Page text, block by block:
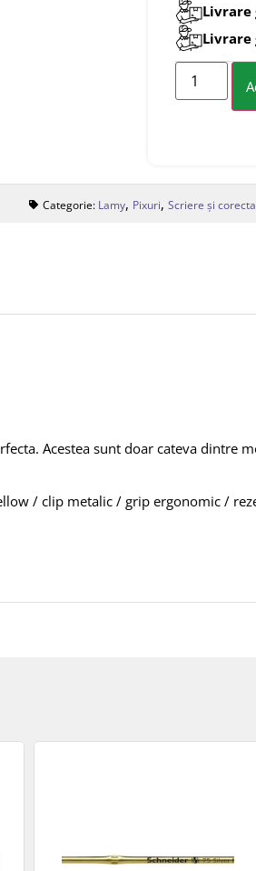
Livrare
Categorie: Lamy, Pixuri, Scriere și
Acestea sunt doar cateva dintre
/ clip metalic / grip ergonomic /